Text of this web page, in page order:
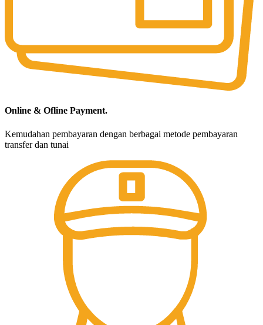
Online & Ofline Payment.
Kemudahan pembayaran dengan berbagai metode pembayaran
transfer dan tunai